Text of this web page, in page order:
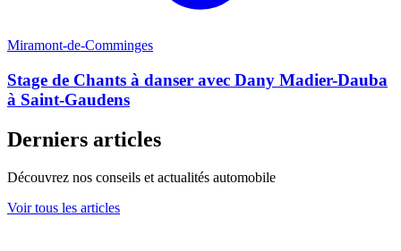
Miramont-de-Comminges
Stage de Chants à danser avec Dany Madier-Dauba
à Saint-Gaudens
Derniers articles
Découvrez nos conseils et actualités automobile
Voir tous les articles